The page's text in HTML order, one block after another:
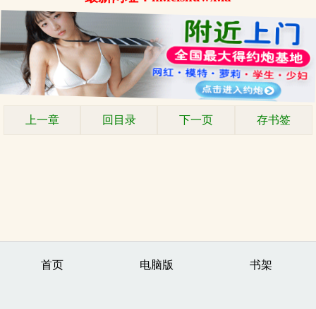
上一章 回目录 下一页 存书签
首页 电脑版 书架